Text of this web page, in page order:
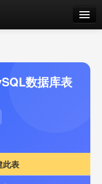
数据库表
此表